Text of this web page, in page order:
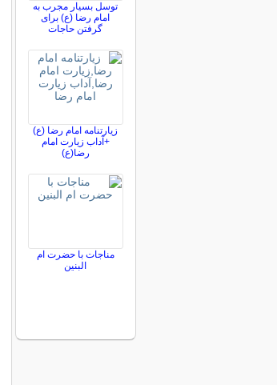
توسل بسیار مجرب به
امام رضا (ع) برای
گرفتن حاجات
زیارتنامه امام رضا (ع)
+آداب زیارت امام
رضا(ع)
مناجات با حضرت ام
البنین